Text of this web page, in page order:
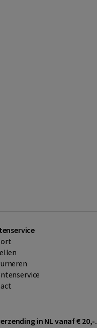
in NL vanaf € 20,-.